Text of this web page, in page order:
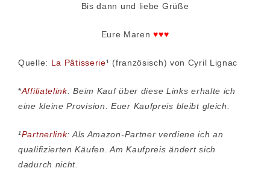
Bis dann und liebe Grüße
Eure Maren♥♥♥
Quelle: La Pâtisserie¹ (französisch) von Cyril Lignac
*Affiliatelink: Beim Kauf über diese Links erhalte ich
eine kleine Provision. Euer Kaufpreis bleibt gleich.
¹Partnerlink: Als Amazon-Partner verdiene ich an
qualifizierten Käufen. Am Kaufpreis ändert sich
dadurch nicht.